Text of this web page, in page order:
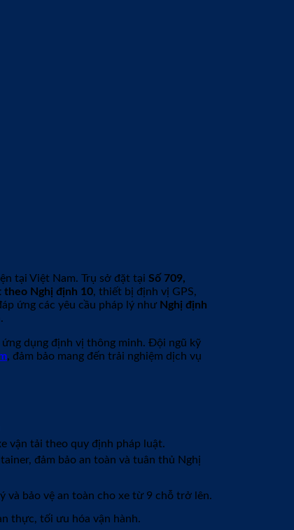
tại Việt Nam. Trụ sở đặt tại Số 709,
theo Nghị định 10, thiết bị định vị GPS,
ứng các yêu cầu pháp lý như Nghị định
dụng định vị thông minh. Đội ngũ kỹ
, đảm bảo mang đến trải nghiệm dịch vụ
vận tải theo quy định pháp luật.
đảm bảo an toàn và tuân thủ Nghị
và bảo vệ an toàn cho xe từ 9 chỗ trở lên.
thực, tối ưu hóa vận hành.